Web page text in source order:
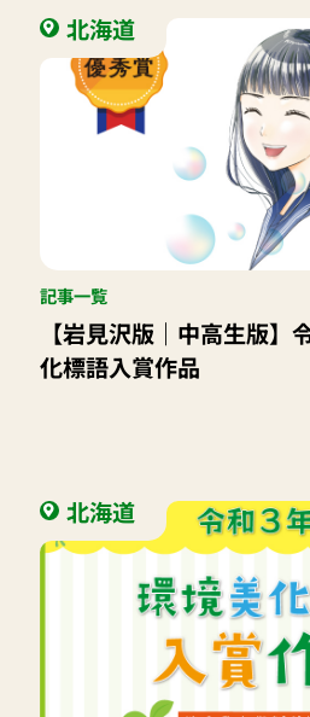
北海道
記事一覧
【岩見沢版｜中高生版】
化標語入賞作品
北海道